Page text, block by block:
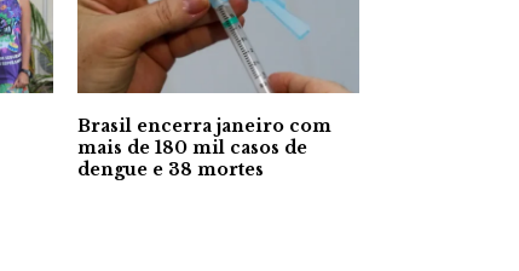
Brasil encerra janeiro com
mais de 180 mil casos de
dengue e 38 mortes